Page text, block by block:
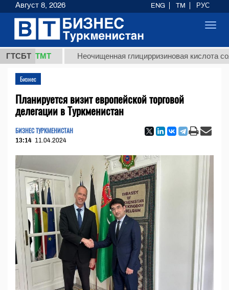
ГТСБТ
ТМТ Неочищенная глицирризиновая кислота
Бизнес
Планируется визит европейской торговой
делегации в Туркменистан
БИЗНЕС ТУРКМЕНИСТАН
13:14 11.04.2024
Август 8, 2026 ENG TM РУС